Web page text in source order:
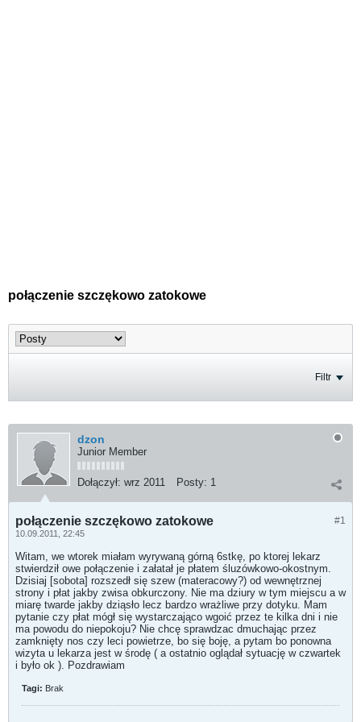
połączenie szczękowo zatokowe
Filtr
dzon
Junior Member
Dołączył: wrz 2011 Posty: 1
#1
połączenie szczękowo zatokowe
10.09.2011, 22:45
Witam, we wtorek miałam wyrywaną górną 6stkę, po ktorej lekarz
stwierdził owe połączenie i załatał je płatem śluzówkowo-okostnym.
Dzisiaj [sobota] rozszedł się szew (materacowy?) od wewnętrznej
strony i płat jakby zwisa obkurczony. Nie ma dziury w tym miejscu a w
miarę twarde jakby dziąsło lecz bardzo wrażliwe przy dotyku. Mam
pytanie czy płat mógł się wystarczająco wgoić przez te kilka dni i nie
ma powodu do niepokoju? Nie chcę sprawdzac dmuchając przez
zamknięty nos czy leci powietrze, bo się boję, a pytam bo ponowna
wizyta u lekarza jest w środę ( a ostatnio oglądał sytuację w czwartek
i było ok ). Pozdrawiam
Tagi: Brak